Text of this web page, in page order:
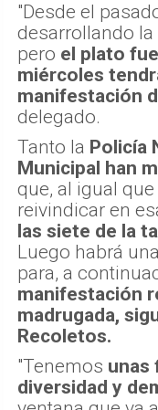
"Desde el
desarrollando
pero el plato
miércoles
manifestación
delegado.
Tanto la Policía
Municipal han
que, al igual
reivindicar en
las siete de la
Luego habrá
para, a
manifestación
madrugada,
Recoletos.
"Tenemos unas
diversidad y